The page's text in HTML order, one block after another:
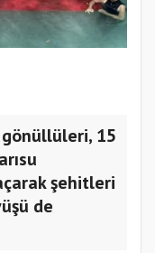
15
şehitleri
de